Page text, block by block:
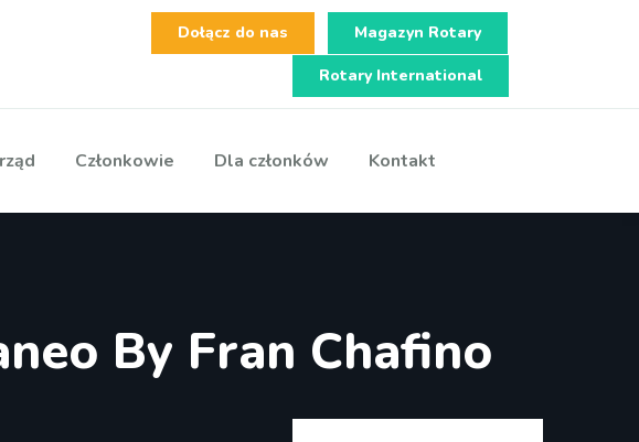
Dołącz do nas Magazyn Rotary
Rotary International
Członkowie Dla członków Kontakt
By Fran Chafino